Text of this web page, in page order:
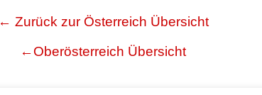
← Zurück zur Österreich Übersicht
←Oberösterreich Übersicht